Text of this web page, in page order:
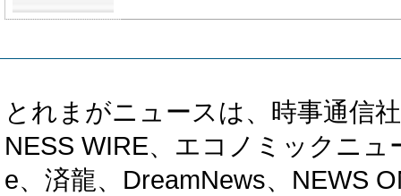
とれまがニュースは、時事通信
NESS WIRE、エコノミックニ
e、済龍、DreamNews、NEWS